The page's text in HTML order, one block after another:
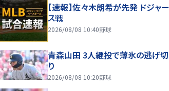
【速報】佐々木朗希が先発 ドジャー
ス戦
2026/08/08 10:40野球
青森山田 3人継投で薄氷の逃げ切
り
2026/08/08 10:20野球